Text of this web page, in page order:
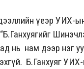
үеэр УИХ-
нь нам дээр нэг
Б.Ганхуяг